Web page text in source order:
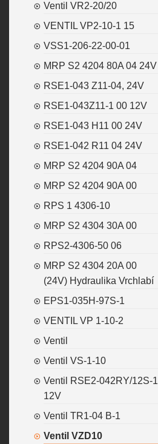
Ventil VR2-20/20
VENTIL VP2-10-1 15
VSS1-206-22-00-01
MRP S2 4204 80A 04 24V
RSE1-043 Z11-04, 24V
RSE1-043Z11-1 00 12V
RSE1-043 H11 00 24V
RSE1-042 R11 04 24V
MRP S2 4204 90A 04
MRP S2 4204 90A 00
RPS 1 4306-10
MRP S2 4304 30A 00
RPS2-4306-50 06
MRP S2 4304 20A 00
(24V) Hydraulika Vrchlabí
EPS1-035H-97S-1
VENTIL VP 1-10-2
Ventil
Ventil VS-1-10
Ventil RSE2-042RY/12S-1
12V
Ventil TR1-04 B-1
Ventil VZD10